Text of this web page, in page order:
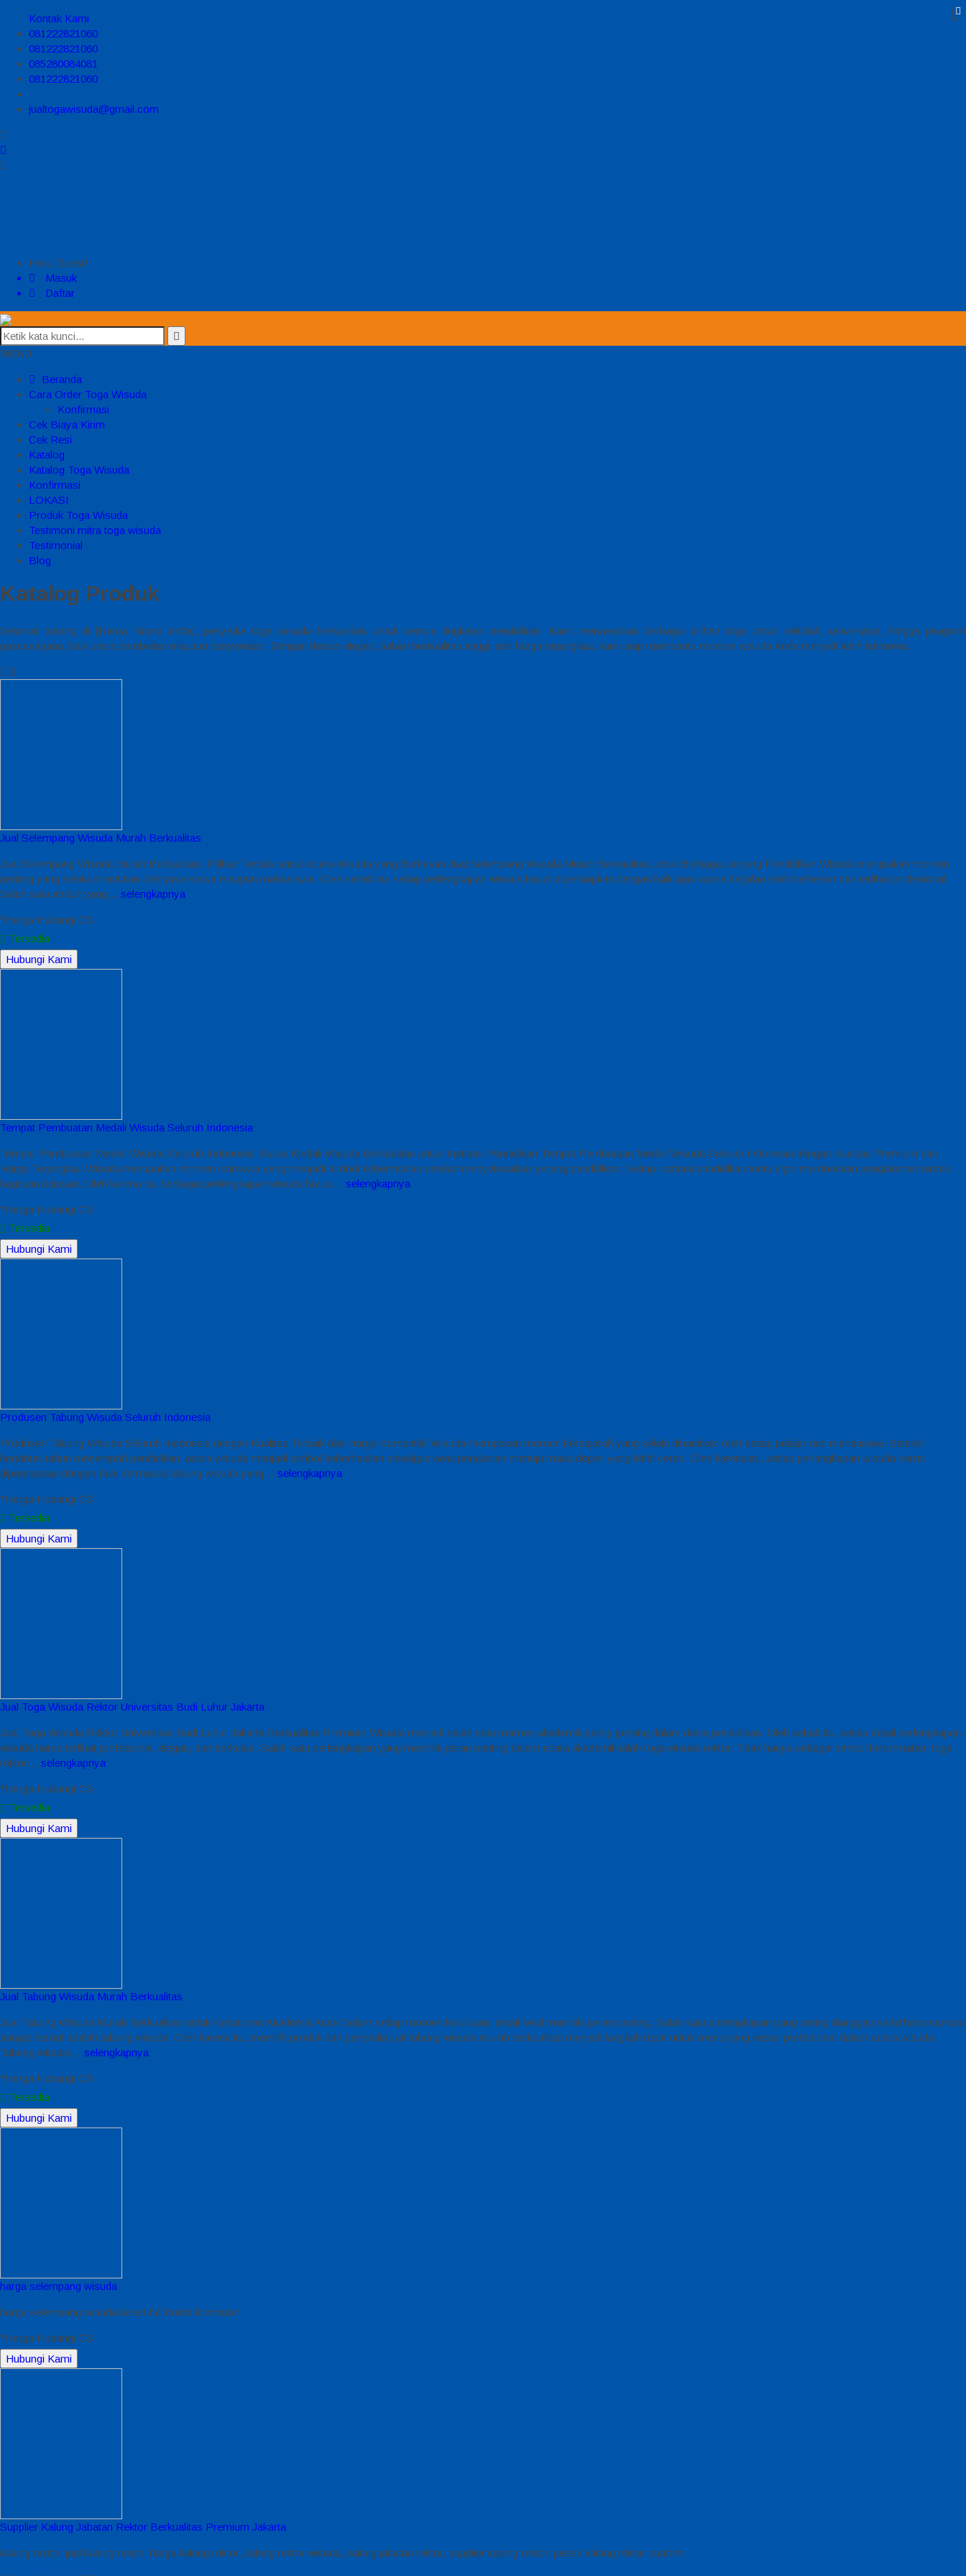
Kontak Kami
081222821060
081222821060
085280084081
081222821060
jualtogawisuda@gmail.com
Halo, Guest!
Masuk
Daftar
MENU
Beranda
Cara Order Toga Wisuda
Konfirmasi
Cek Biaya Kirim
Cek Resi
Katalog
Katalog Toga Wisuda
Konfirmasi
LOKASI
Produk Toga Wisuda
Testimoni mitra toga wisuda
Testimonial
Blog
Katalog Produk
Selamat datang di [Nama Brand Anda], penyedia toga wisuda berkualitas untuk semua tingkatan pendidikan. Kami menawarkan berbagai pilihan toga untuk sekolah, universitas, hingga program
pascasarjana, baik untuk pembelian maupun penyewaan. Dengan desain elegan, bahan berkualitas tinggi, dan harga terjangkau, kami siap membantu momen wisuda Anda menjadi lebih istimewa.
Jual Selempang Wisuda Murah Berkualitas
Jual Selempang Wisuda Murah Berkualitas: Pilihan Terbaik untuk Acara Wisuda yang Berkesan Jual Selempang Wisuda Murah Berkualitas untuk Berbagai Jenjang Pendidikan Wisuda merupakan momen
penting yang selalu dinantikan oleh para siswa maupun mahasiswa. Oleh sebab itu, setiap perlengkapan wisuda harus dipersiapkan dengan baik agar acara berjalan lebih berkesan dan terlihat profesional.
Salah satu atribut yang… selengkapnya
*Harga Hubungi CS
Tersedia
Hubungi Kami
Tempat Pembuatan Medali Wisuda Seluruh Indonesia
Tempat Pembuatan Medali Wisuda Seluruh Indonesia: Solusi Medali Wisuda Berkualitas untuk Institusi Pendidikan Tempat Pembuatan Medali Wisuda Seluruh Indonesia dengan Kualitas Premium dan
Harga Terjangkau Wisuda merupakan momen istimewa yang menjadi simbol keberhasilan setelah menyelesaikan jenjang pendidikan. Setiap institusi pendidikan tentu ingin memberikan pengalaman terbaik
bagi para lulusan. Oleh karena itu, berbagai perlengkapan wisuda harus… selengkapnya
*Harga Hubungi CS
Tersedia
Hubungi Kami
Produsen Tabung Wisuda Seluruh Indonesia
Produsen Tabung Wisuda Seluruh Indonesia dengan Kualitas Terbaik dan Harga Kompetitif Wisuda merupakan momen bersejarah yang selalu dinantikan oleh setiap pelajar dan mahasiswa. Setelah
bertahun-tahun menempuh pendidikan, acara wisuda menjadi simbol keberhasilan sekaligus awal perjalanan menuju masa depan yang lebih cerah. Oleh karena itu, setiap perlengkapan wisuda harus
dipersiapkan dengan baik, termasuk tabung wisuda yang… selengkapnya
*Harga Hubungi CS
Tersedia
Hubungi Kami
Jual Toga Wisuda Rektor Universitas Budi Luhur Jakarta
Jual Toga Wisuda Rektor Universitas Budi Luhur Jakarta Berkualitas Premium Wisuda menjadi salah satu momen akademik paling penting dalam dunia pendidikan. Oleh sebab itu, setiap detail perlengkapan
wisuda harus terlihat profesional, elegan, dan berkelas. Salah satu perlengkapan yang memiliki peran penting dalam acara akademik ialah toga wisuda rektor. Tidak hanya sebagai simbol kehormatan, toga
rektor… selengkapnya
*Harga Hubungi CS
Tersedia
Hubungi Kami
Jual Tabung Wisuda Murah Berkualitas
Jual Tabung Wisuda Murah Berkualitas untuk Kebutuhan Akademik Anda Dalam setiap momen kelulusan, detail kecil memiliki peran penting. Salah satu perlengkapan yang sering dianggap sederhana namun
sangat berarti adalah tabung wisuda. Oleh karena itu, memilih produk dari penyedia jual tabung wisuda murah berkualitas menjadi langkah tepat untuk menunjang kesan profesional dalam acara wisuda.
Tabung wisuda… selengkapnya
*Harga Hubungi CS
Tersedia
Hubungi Kami
harga selempang wisuda
harga selempang wisuda keren full bordir komputer
*Harga Hubungi CS
Hubungi Kami
Supplier Kalung Jabatan Rektor Berkualitas Premium Jakarta
kalung rektor, jual kalung rektor, harga kalung rektor, kalung rektor wisuda, kalung jabatan rektor, supplier kalung rektor, pesan kalung rektor custom